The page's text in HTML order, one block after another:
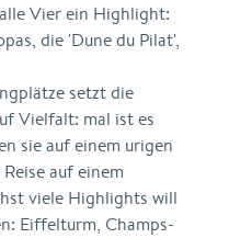
Vier ein Highlight:
die 'Dune du Pilat',
setzt die
Vielfalt: mal ist es
sie auf einem urigen
auf einem
viele Highlights will
Eiffelturm, Champs-